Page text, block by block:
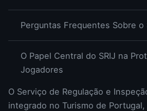
Perguntas Frequentes Sobre o
O Papel Central do SRIJ na
Jogadores
O Serviço de Regulação e
integrado no Turismo de